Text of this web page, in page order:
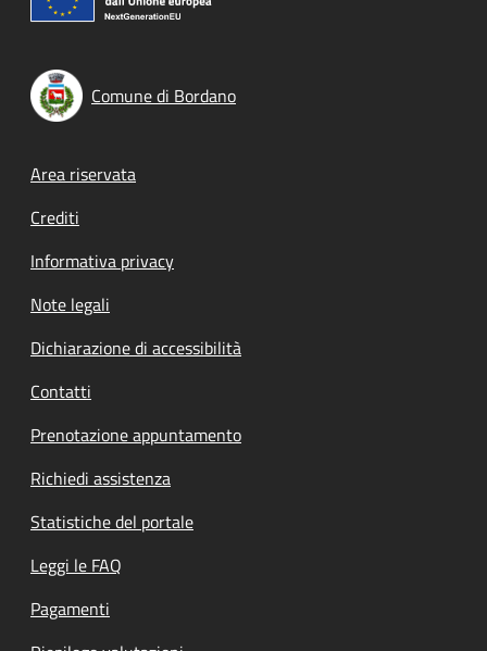
Comune di Bordano
Footer menu
Area riservata
Crediti
Informativa privacy
Note legali
Dichiarazione di accessibilità
Contatti
Prenotazione appuntamento
Richiedi assistenza
Statistiche del portale
Leggi le FAQ
Pagamenti